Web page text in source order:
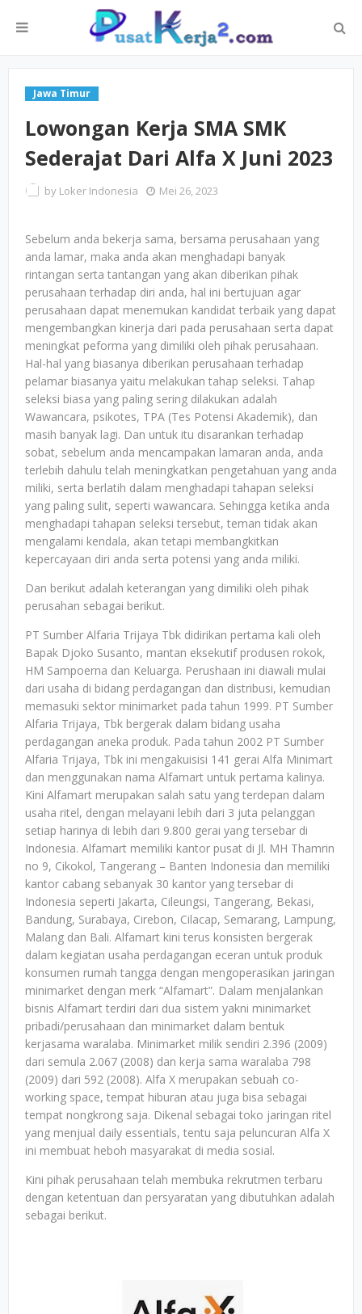
Jawa Timur
Lowongan Kerja SMA SMK
Sederajat Dari Alfa X Juni 2023
by Loker Indonesia Mei 26, 2023
Sebelum anda bekerja sama, bersama perusahaan yang
anda lamar, maka anda akan menghadapi banyak
rintangan serta tantangan yang akan diberikan pihak
perusahaan terhadap diri anda, hal ini bertujuan agar
perusahaan dapat menemukan kandidat terbaik yang dapat
mengembangkan kinerja dari pada perusahaan serta dapat
meningkat peforma yang dimiliki oleh pihak perusahaan.
Hal-hal yang biasanya diberikan perusahaan terhadap
pelamar biasanya yaitu melakukan tahap seleksi. Tahap
seleksi biasa yang paling sering dilakukan adalah
Wawancara, psikotes, TPA (Tes Potensi Akademik), dan
masih banyak lagi. Dan untuk itu disarankan terhadap
sobat, sebelum anda mencampakan lamaran anda, anda
terlebih dahulu telah meningkatkan pengetahuan yang anda
miliki, serta berlatih dalam menghadapi tahapan seleksi
yang paling sulit, seperti wawancara. Sehingga ketika anda
menghadapi tahapan seleksi tersebut, teman tidak akan
mengalami kendala, akan tetapi membangkitkan
kepercayaan diri anda serta potensi yang anda miliki.
Dan berikut adalah keterangan yang dimiliki oleh pihak
perusahan sebagai berikut.
PT Sumber Alfaria Trijaya Tbk didirikan pertama kali oleh
Bapak Djoko Susanto, mantan eksekutif produsen rokok,
HM Sampoerna dan Keluarga. Perushaan ini diawali mulai
dari usaha di bidang perdagangan dan distribusi, kemudian
memasuki sektor minimarket pada tahun 1999. PT Sumber
Alfaria Trijaya, Tbk bergerak dalam bidang usaha
perdagangan aneka produk. Pada tahun 2002 PT Sumber
Alfaria Trijaya, Tbk ini mengakuisisi 141 gerai Alfa Minimart
dan menggunakan nama Alfamart untuk pertama kalinya.
Kini Alfamart merupakan salah satu yang terdepan dalam
usaha ritel, dengan melayani lebih dari 3 juta pelanggan
setiap harinya di lebih dari 9.800 gerai yang tersebar di
Indonesia. Alfamart memiliki kantor pusat di Jl. MH Thamrin
no 9, Cikokol, Tangerang – Banten Indonesia dan memiliki
kantor cabang sebanyak 30 kantor yang tersebar di
Indonesia seperti Jakarta, Cileungsi, Tangerang, Bekasi,
Bandung, Surabaya, Cirebon, Cilacap, Semarang, Lampung,
Malang dan Bali. Alfamart kini terus konsisten bergerak
dalam kegiatan usaha perdagangan eceran untuk produk
konsumen rumah tangga dengan mengoperasikan jaringan
minimarket dengan merk “Alfamart”. Dalam menjalankan
bisnis Alfamart terdiri dari dua sistem yakni minimarket
pribadi/perusahaan dan minimarket dalam bentuk
kerjasama waralaba. Minimarket milik sendiri 2.396 (2009)
dari semula 2.067 (2008) dan kerja sama waralaba 798
(2009) dari 592 (2008). Alfa X merupakan sebuah co-
working space, tempat hiburan atau juga bisa sebagai
tempat nongkrong saja. Dikenal sebagai toko jaringan ritel
yang menjual daily essentials, tentu saja peluncuran Alfa X
ini membuat heboh masyarakat di media sosial.
Kini pihak perusahaan telah membuka rekrutmen terbaru
dengan ketentuan dan persyaratan yang dibutuhkan adalah
sebagai berikut.